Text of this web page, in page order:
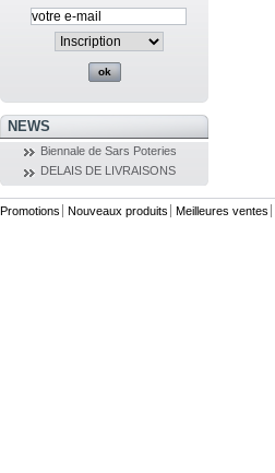
NEWS
Biennale de Sars Poteries
DELAIS DE LIVRAISONS
Promotions Nouveaux produits Meilleures ventes